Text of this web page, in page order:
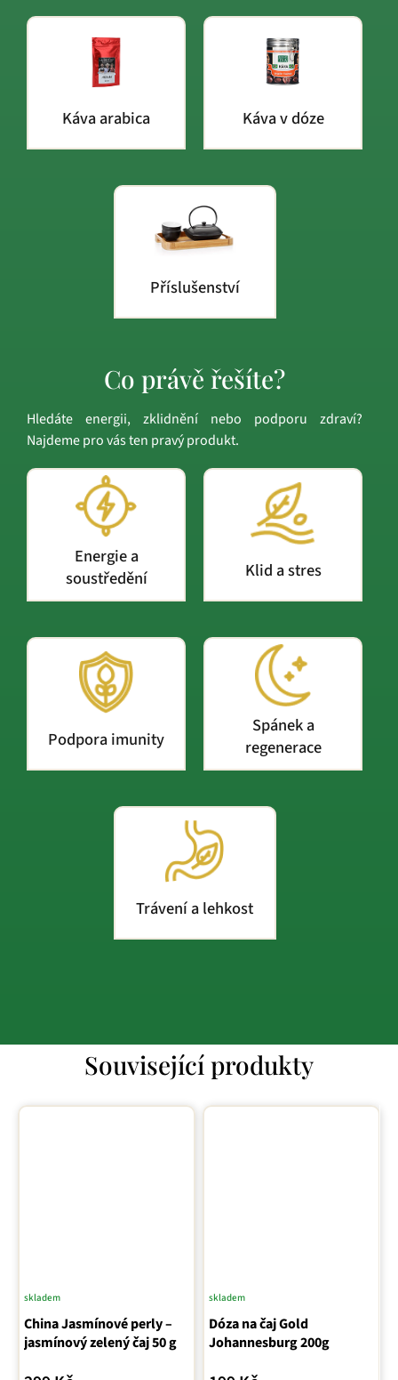
Káva arabica Káva v dóze
Příslušenství
Co právě řešíte?
Hledáte energii, zklidnění nebo podporu zdraví?
Najdeme pro vás ten pravý produkt.
Energie a
soustředění
Klid a stres
Podpora imunity
Spánek a
regenerace
Trávení a lehkost
Související produkty
China Jasmínové perly –
jasmínový zelený čaj 50 g
Průměrné
hodnocení
produktu
skladem
Dóza na čaj Gold
Johannesburg 200g
skladem